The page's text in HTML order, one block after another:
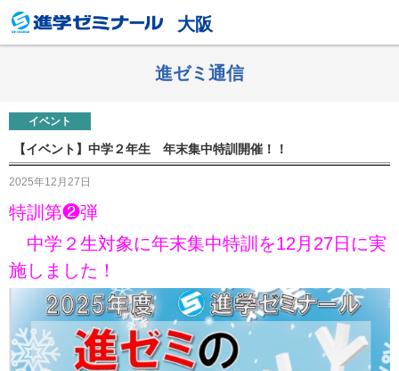
大阪
進ゼミ通信
イベント
【イベント】中学２年生 年末集中特訓開催！！
2025年12月27日
特訓第❷弾
中学２生対象に年末集中特訓を12月27日に実
施しました！